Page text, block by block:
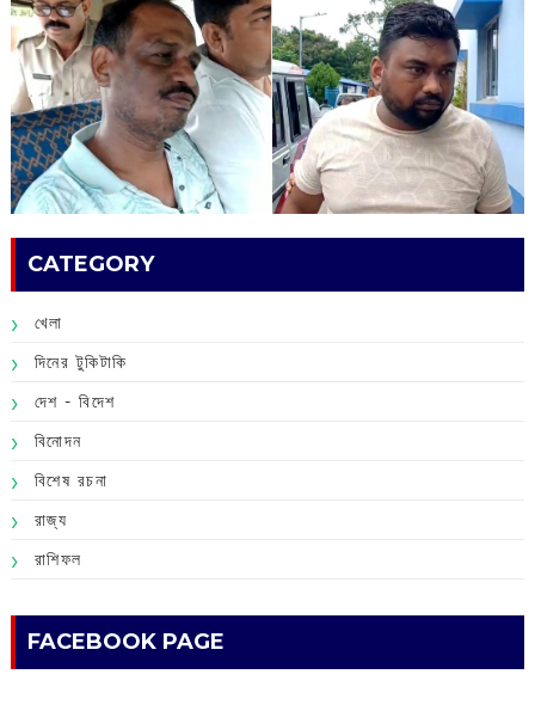
CATEGORY
খেলা
দিনের টুকিটাকি
দেশ - বিদেশ
বিনোদন
বিশেষ রচনা
রাজ্য
রাশিফল
FACEBOOK PAGE